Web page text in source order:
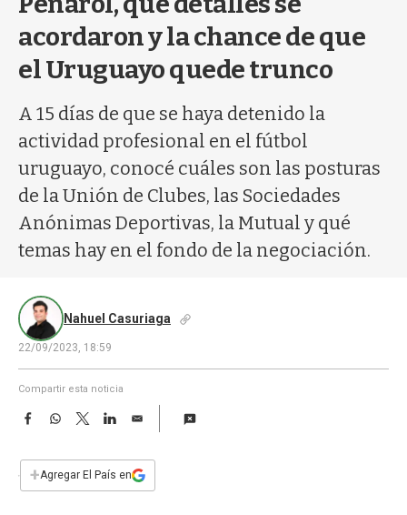
acordaron y la chance de que
el Uruguayo quede trunco
A 15 días de que se haya detenido la
actividad profesional en el fútbol
uruguayo, conocé cuáles son las posturas
de la Unión de Clubes, las Sociedades
Anónimas Deportivas, la Mutual y qué
temas hay en el fondo de la negociación.
Nahuel Casuriaga
22/09/2023, 18:59
Compartir esta noticia
F
e
b
W
s
T
w
t
L
E
i
l
+Agregar El País en